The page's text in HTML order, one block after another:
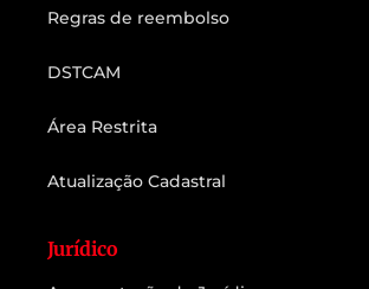
Regras de reembolso
DSTCAM
Área Restrita
Atualização Cadastral
Jurídico